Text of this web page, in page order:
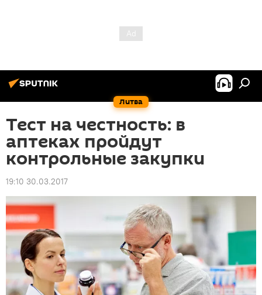
Литва
Тест на честность: в
аптеках пройдут
контрольные закупки
19:10 30.03.2017